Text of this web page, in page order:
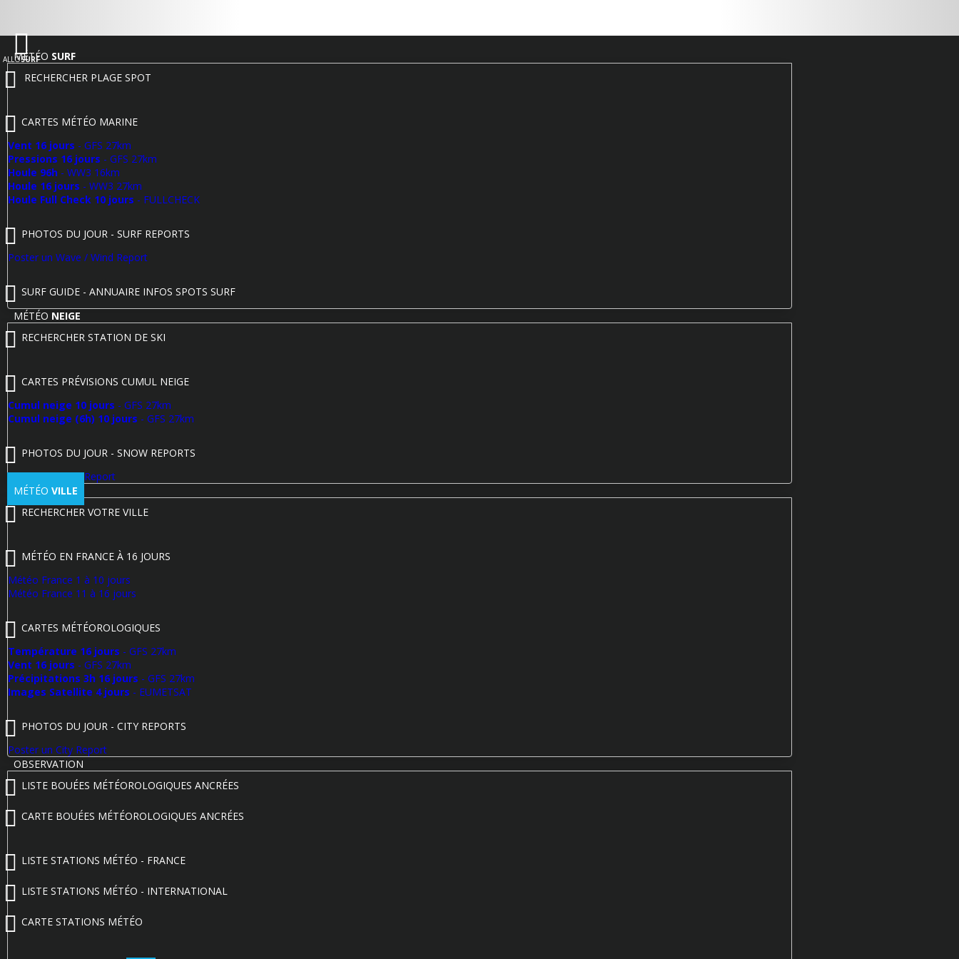
ALLOSURF
MÉTÉO SURF
RECHERCHER PLAGE SPOT
CARTES MÉTÉO MARINE
Vent 16 jours - GFS 27km
Pressions 16 jours - GFS 27km
Houle 96h - WW3 16km
Houle 16 jours - WW3 27km
Houle Full Check 10 jours - FULLCHECK
PHOTOS DU JOUR - SURF REPORTS
Poster un Wave / Wind Report
SURF GUIDE - ANNUAIRE INFOS SPOTS SURF
MÉTÉO NEIGE
RECHERCHER STATION DE SKI
CARTES PRÉVISIONS CUMUL NEIGE
Cumul neige 10 jours - GFS 27km
Cumul neige (6h) 10 jours - GFS 27km
PHOTOS DU JOUR - SNOW REPORTS
Poster un Snow Report
MÉTÉO VILLE
RECHERCHER VOTRE VILLE
MÉTÉO EN FRANCE À 16 JOURS
Météo France 1 à 10 jours
Météo France 11 à 16 jours
CARTES MÉTÉOROLOGIQUES
Température 16 jours - GFS 27km
Vent 16 jours - GFS 27km
Précipitations 3h 16 jours - GFS 27km
Images Satellite 4 jours - EUMETSAT
PHOTOS DU JOUR - CITY REPORTS
Poster un City Report
OBSERVATION
LISTE BOUÉES MÉTÉOROLOGIQUES ANCRÉES
CARTE BOUÉES MÉTÉOROLOGIQUES ANCRÉES
LISTE STATIONS MÉTÉO - FRANCE
LISTE STATIONS MÉTÉO - INTERNATIONAL
CARTE STATIONS MÉTÉO